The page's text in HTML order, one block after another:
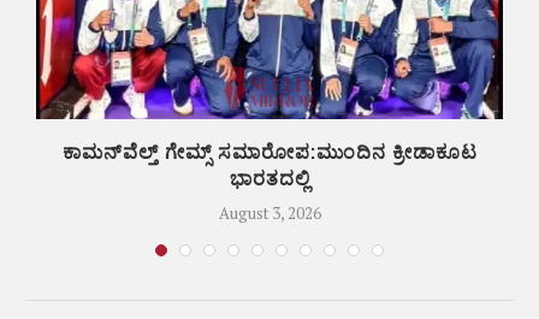
ಕಾಮನ್‌ವೆಲ್ತ್ ಗೇಮ್ಸ್‌ ಸಮಾರೋಪ:ಮುಂದಿನ ಕ್ರೀಡಾಕೂಟ
ಭಾರತದಲ್ಲಿ
August 3, 2026